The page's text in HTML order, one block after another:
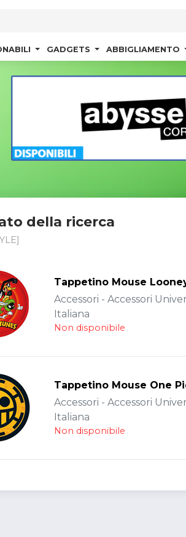
GADGETS ABBIGLIAMENTO
della ricerca
Tappetino Mouse
Accessori - Accessori
Italiana
Non disponibile
Tappetino Mouse One
Accessori - Accessori
Italiana
Non disponibile